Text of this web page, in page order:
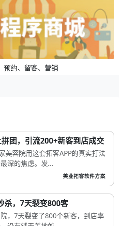
能分群、精准营销
预约、留客、营销